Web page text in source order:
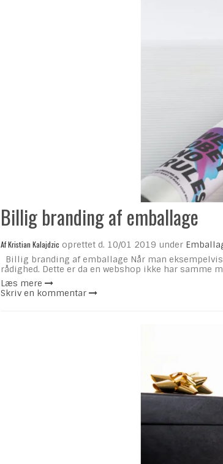
Billig branding af emballage
AfKristian Kalajdzic oprettet d. 10/01 2019 under
Billig branding af emballage Når man
rådighed. Dette er da en webshop ikke har samme
Læs mere
Skriv en kommentar